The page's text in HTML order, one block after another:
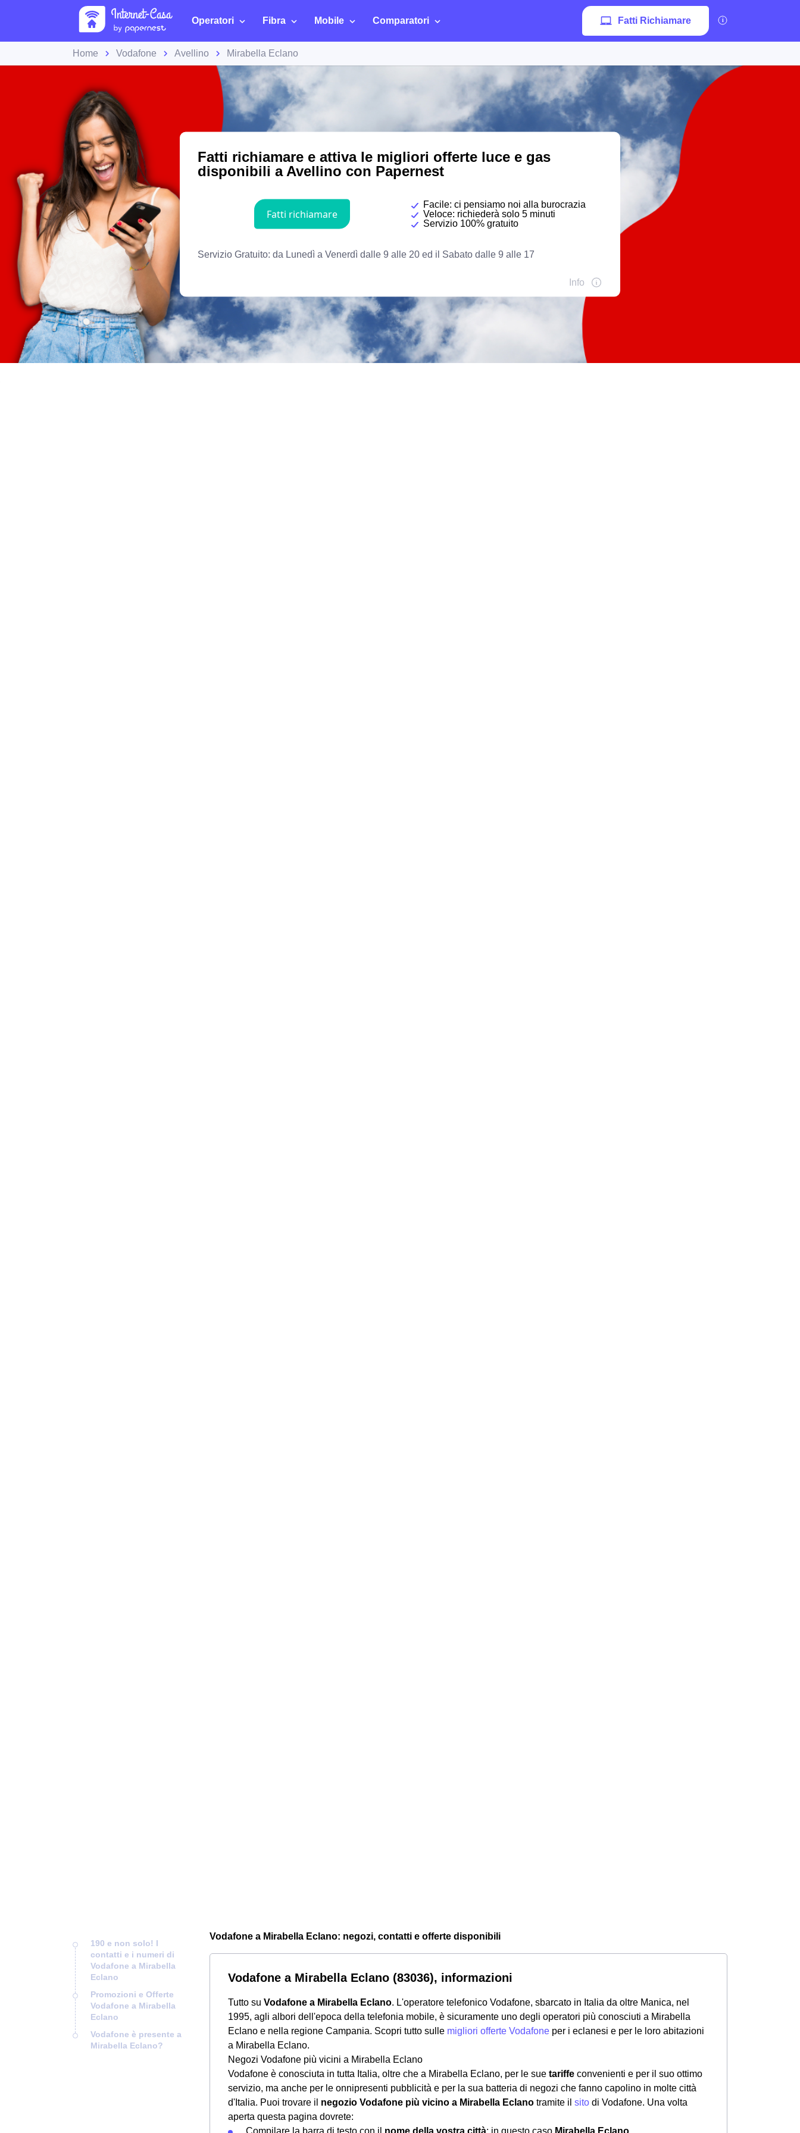
Operatori Fibra Mobile Comparatori Fatti Richiamare
Home Vodafone Avellino Mirabella Eclano
190 e non solo! I
contatti e i numeri di
Vodafone a Mirabella
Eclano
Promozioni e Offerte
Vodafone a Mirabella
Eclano
Vodafone è presente a
Mirabella Eclano?
Vodafone a Mirabella Eclano: negozi, contatti e offerte disponibili
Vodafone a Mirabella Eclano (83036), informazioni
Tutto su Vodafone a Mirabella Eclano. L'operatore telefonico Vodafone, sbarcato in Italia da oltre Manica, nel
1995, agli albori dell'epoca della telefonia mobile, è sicuramente uno degli operatori più conosciuti a Mirabella
Eclano e nella regione Campania. Scopri tutto sulle migliori offerte Vodafone per i eclanesi e per le loro abitazioni
a Mirabella Eclano.
Negozi Vodafone più vicini a Mirabella Eclano
Vodafone è conosciuta in tutta Italia, oltre che a Mirabella Eclano, per le sue tariffe convenienti e per il suo ottimo
servizio, ma anche per le onnipresenti pubblicità e per la sua batteria di negozi che fanno capolino in molte città
d'Italia. Puoi trovare il negozio Vodafone più vicino a Mirabella Eclano tramite il sito di Vodafone. Una volta
aperta questa pagina dovrete:
Compilare la barra di testo con il nome della vostra città: in questo caso Mirabella Eclano